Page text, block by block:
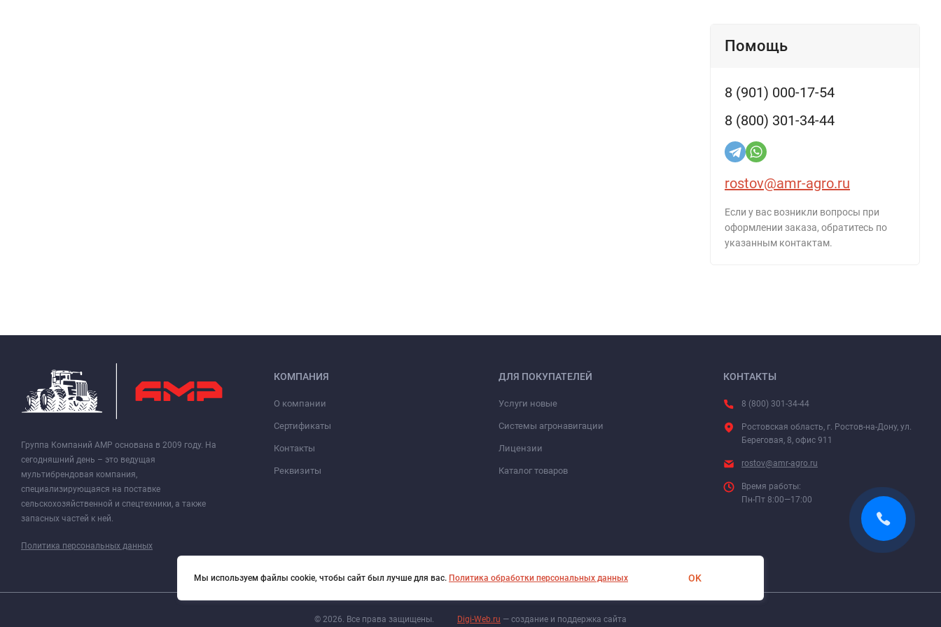
Помощь
8 (901) 000-17-54
8 (800) 301-34-44
rostov@amr-agro.ru
Если у вас возникли вопросы при
оформлении заказа, обратитесь по
указанным контактам.
Группа Компаний АМР основана в 2009 году. На
сегодняшний день – это ведущая
мультибрендовая компания,
специализирующаяся на поставке
сельскохозяйственной и спецтехники, а также
запасных частей к ней.
Политика персональных данных
КОМПАНИЯ
О компании
Сертификаты
Контакты
Реквизиты
ДЛЯ ПОКУПАТЕЛЕЙ
Услуги новые
Системы агронавигации
Лицензии
Каталог товаров
КОНТАКТЫ
8 (800) 301-34-44
Ростовская область, г. Ростов-на-Дону, ул.
Береговая, 8, офис 911
rostov@amr-agro.ru
Время работы:
Пн-Пт 8:00—17:00
© 2026. Все права защищены. Digi-Web.ru — создание и поддержка сайта
Мы используем файлы cookie, чтобы сайт был лучше для вас. Политика обработки персональных данных OK